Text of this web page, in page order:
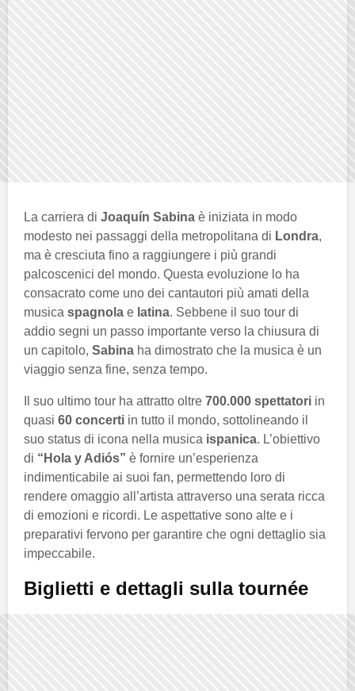
La carriera di Joaquín Sabina è iniziata in modo
modesto nei passaggi della metropolitana di Londra,
ma è cresciuta fino a raggiungere i più grandi
palcoscenici del mondo. Questa evoluzione lo ha
consacrato come uno dei cantautori più amati della
musica spagnola e latina. Sebbene il suo tour di
addio segni un passo importante verso la chiusura di
un capitolo, Sabina ha dimostrato che la musica è un
viaggio senza fine, senza tempo.
Il suo ultimo tour ha attratto oltre 700.000 spettatori in
quasi 60 concerti in tutto il mondo, sottolineando il
suo status di icona nella musica ispanica. L’obiettivo
di “Hola y Adiós” è fornire un’esperienza
indimenticabile ai suoi fan, permettendo loro di
rendere omaggio all’artista attraverso una serata ricca
di emozioni e ricordi. Le aspettative sono alte e i
preparativi fervono per garantire che ogni dettaglio sia
impeccabile.
Biglietti e dettagli sulla tournée